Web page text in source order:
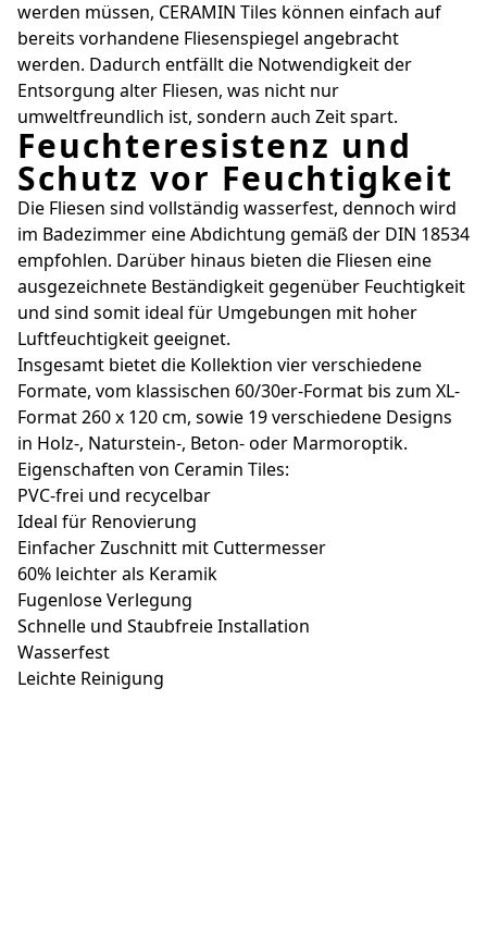
werden müssen, CERAMIN Tiles können einfach auf
bereits vorhandene Fliesenspiegel angebracht
werden. Dadurch entfällt die Notwendigkeit der
Entsorgung alter Fliesen, was nicht nur
umweltfreundlich ist, sondern auch Zeit spart.
Feuchteresistenz und
Schutz vor Feuchtigkeit
Die Fliesen sind vollständig wasserfest, dennoch wird
im Badezimmer eine Abdichtung gemäß der DIN 18534
empfohlen. Darüber hinaus bieten die Fliesen eine
ausgezeichnete Beständigkeit gegenüber Feuchtigkeit
und sind somit ideal für Umgebungen mit hoher
Luftfeuchtigkeit geeignet.
Insgesamt bietet die Kollektion vier verschiedene
Formate, vom klassischen 60/30er-Format bis zum XL-
Format 260 x 120 cm, sowie 19 verschiedene Designs
in Holz-, Naturstein-, Beton- oder Marmoroptik.
Eigenschaften von Ceramin Tiles:
PVC-frei und recycelbar
Ideal für Renovierung
Einfacher Zuschnitt mit Cuttermesser
60% leichter als Keramik
Fugenlose Verlegung
Schnelle und Staubfreie Installation
Wasserfest
Leichte Reinigung